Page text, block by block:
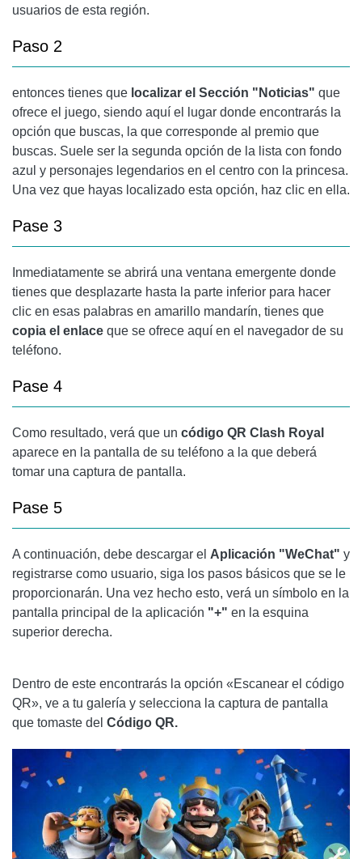
usuarios de esta región.
Paso 2
entonces tienes que localizar el Sección "Noticias" que
ofrece el juego, siendo aquí el lugar donde encontrarás la
opción que buscas, la que corresponde al premio que
buscas. Suele ser la segunda opción de la lista con fondo
azul y personajes legendarios en el centro con la princesa.
Una vez que hayas localizado esta opción, haz clic en ella.
Pase 3
Inmediatamente se abrirá una ventana emergente donde
tienes que desplazarte hasta la parte inferior para hacer
clic en esas palabras en amarillo mandarín, tienes que
copia el enlace que se ofrece aquí en el navegador de su
teléfono.
Pase 4
Como resultado, verá que un código QR Clash Royal
aparece en la pantalla de su teléfono a la que deberá
tomar una captura de pantalla.
Pase 5
A continuación, debe descargar el Aplicación "WeChat" y
registrarse como usuario, siga los pasos básicos que se le
proporcionarán. Una vez hecho esto, verá un símbolo en la
pantalla principal de la aplicación "+" en la esquina
superior derecha.
Dentro de este encontrarás la opción «Escanear el código
QR», ve a tu galería y selecciona la captura de pantalla
que tomaste del Código QR.